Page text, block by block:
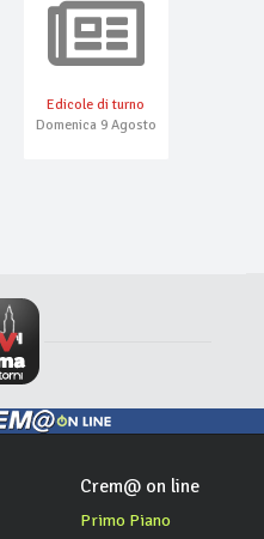
Edicole di turno
Domenica 9 Agosto
Crem@ on line
Primo Piano